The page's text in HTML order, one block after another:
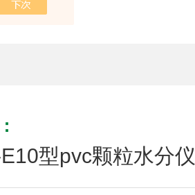
型pvc颗粒水分仪